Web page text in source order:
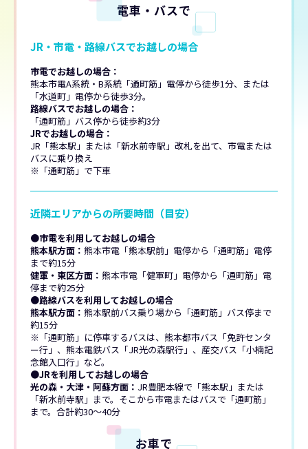
電車・バスで
JR・市電・路線バスでお越しの場合
市電でお越しの場合：
熊本市電A系統・B系統「通町筋」電停から徒歩1分、または
「水道町」電停から徒歩3分。
路線バスでお越しの場合：
「通町筋」バス停から徒歩約3分
JRでお越しの場合：
JR「熊本駅」または「新水前寺駅」改札を出て、市電または
バスに乗り換え
※「通町筋」で下車
近隣エリアからの所要時間（目安）
●市電を利用してお越しの場合
熊本駅方面： 熊本市電「熊本駅前」電停から「通町筋」電停
まで約15分
健軍・東区方面： 熊本市電「健軍町」電停から「通町筋」電
停まで約25分
●路線バスを利用してお越しの場合
熊本駅方面： 熊本駅前バス乗り場から「通町筋」バス停まで
約15分
※「通町筋」に停車するバスは、熊本都市バス「免許センタ
ー行」、熊本電鉄バス「JR光の森駅行」、産交バス「小楠記
念館入口行」など。
●JRを利用してお越しの場合
光の森・大津・阿蘇方面： JR豊肥本線で「熊本駅」または
「新水前寺駅」まで。そこから市電またはバスで「通町筋」
まで。合計約30〜40分
お車で